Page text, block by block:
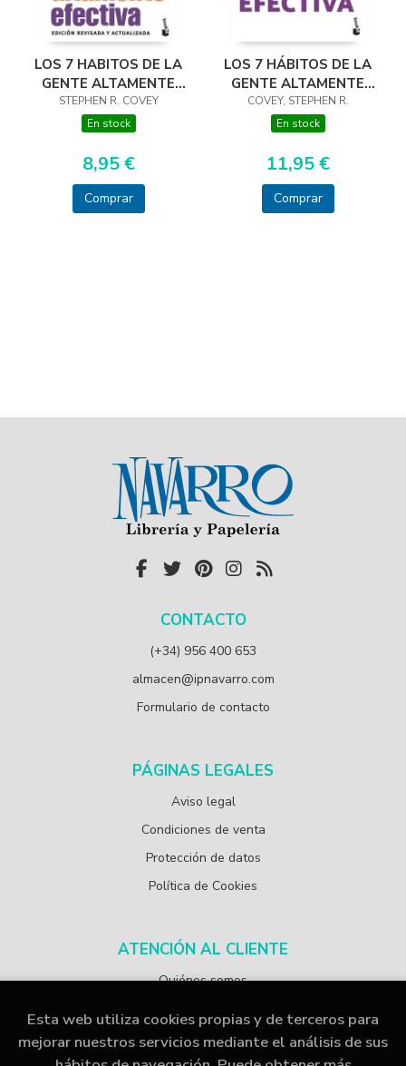
LOS 7 HABITOS DE LA
GENTE ALTAMENTE
EFECTIVA
STEPHEN R. COVEY
En stock
8,95 €
Comprar
LOS 7 HÁBITOS DE LA
GENTE ALTAMENTE
EFECTIVA
COVEY, STEPHEN R.
En stock
11,95 €
Comprar
CONTACTO
(+34) 956 400 653
almacen@ipnavarro.com
Formulario de contacto
PÁGINAS LEGALES
Aviso legal
Condiciones de venta
Protección de datos
Política de Cookies
ATENCIÓN AL CLIENTE
Quiénes somos
Esta web utiliza cookies propias y de terceros para
mejorar nuestros servicios mediante el análisis de sus